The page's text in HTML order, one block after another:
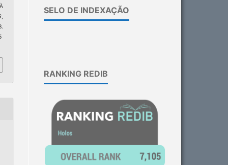
,
SELO DE INDEXAÇÃO
RANKING REDIB